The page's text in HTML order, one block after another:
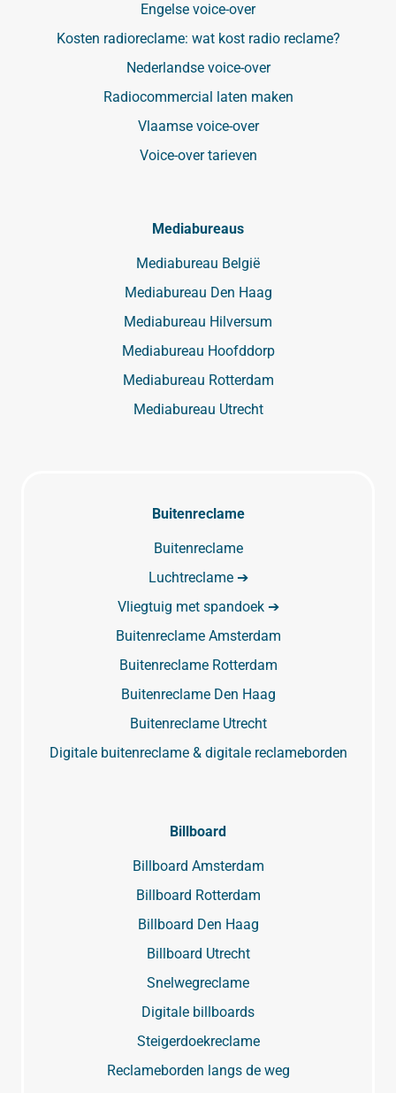
Engelse voice-over
Kosten radioreclame: wat kost radio reclame?
Nederlandse voice-over
Radiocommercial laten maken
Vlaamse voice-over
Voice-over tarieven
Mediabureaus
Mediabureau België
Mediabureau Den Haag
Mediabureau Hilversum
Mediabureau Hoofddorp
Mediabureau Rotterdam
Mediabureau Utrecht
Buitenreclame
Buitenreclame
Luchtreclame ➔
Vliegtuig met spandoek ➔
Buitenreclame Amsterdam
Buitenreclame Rotterdam
Buitenreclame Den Haag
Buitenreclame Utrecht
Digitale buitenreclame & digitale reclameborden
Billboard
Billboard Amsterdam
Billboard Rotterdam
Billboard Den Haag
Billboard Utrecht
Snelwegreclame
Digitale billboards
Steigerdoekreclame
Reclameborden langs de weg